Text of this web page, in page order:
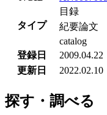
タイプ
目録
紀要論文
catalog
登録日
2009.04.22
更新日
2022.02.10
探す・調べる